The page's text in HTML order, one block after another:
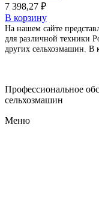
7 398,27 ₽
В корзину
На нашем сайте
для различной техники
других сельхозмашин. В
Профессиональное
сельхозмашин
Меню